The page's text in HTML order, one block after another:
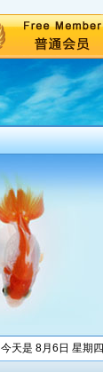
今天是 8月6日 星期四